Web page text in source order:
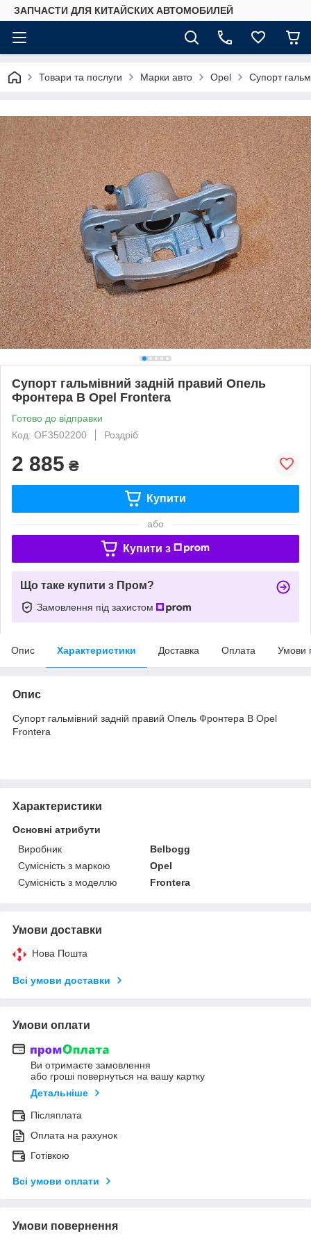
ЗАПЧАСТИ ДЛЯ КИТАЙСКИХ АВТОМОБИЛЕЙ
Товари та послуги Марки авто Opel Супорт
Супорт гальмівний задній правий Опель
Фронтера В Opel Frontera
Готово до відправки
Код: OF3502200
Роздріб
2 885 ₴
Купити
або
Купити з
Що таке купити з Пром?
Замовлення під захистом
Опис Характеристики Доставка Оплата Умови
Опис
Супорт гальмівний задній правий Опель Фронтера В Opel
Frontera
Характеристики
Основні атрибути
Виробник
Belbogg
Сумісність з маркою
Opel
Сумісність з моделлю
Frontera
Умови доставки
Нова Пошта
Всі умови доставки
Умови оплати
Ви отримаєте замовлення
або гроші повернуться на вашу картку
Детальніше
Післяплата
Оплата на рахунок
Готівкою
Всі умови оплати
Умови повернення